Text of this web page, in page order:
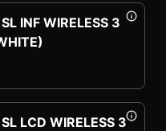
INF WIRELESS 3
LCD WIRELESS 3